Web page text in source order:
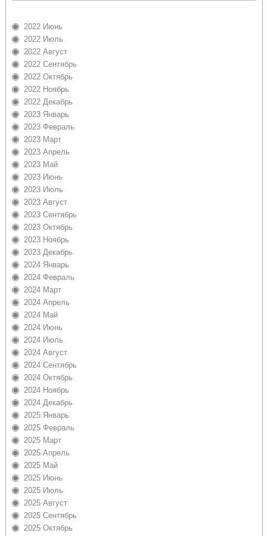
2022 Июнь
2022 Июль
2022 Август
2022 Сентябрь
2022 Октябрь
2022 Ноябрь
2022 Декабрь
2023 Январь
2023 Февраль
2023 Март
2023 Апрель
2023 Май
2023 Июнь
2023 Июль
2023 Август
2023 Сентябрь
2023 Октябрь
2023 Ноябрь
2023 Декабрь
2024 Январь
2024 Февраль
2024 Март
2024 Апрель
2024 Май
2024 Июнь
2024 Июль
2024 Август
2024 Сентябрь
2024 Октябрь
2024 Ноябрь
2024 Декабрь
2025 Январь
2025 Февраль
2025 Март
2025 Апрель
2025 Май
2025 Июнь
2025 Июль
2025 Август
2025 Сентябрь
2025 Октябрь